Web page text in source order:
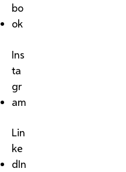
bo
ok
Ins
ta
gr
am
Lin
ke
dIn